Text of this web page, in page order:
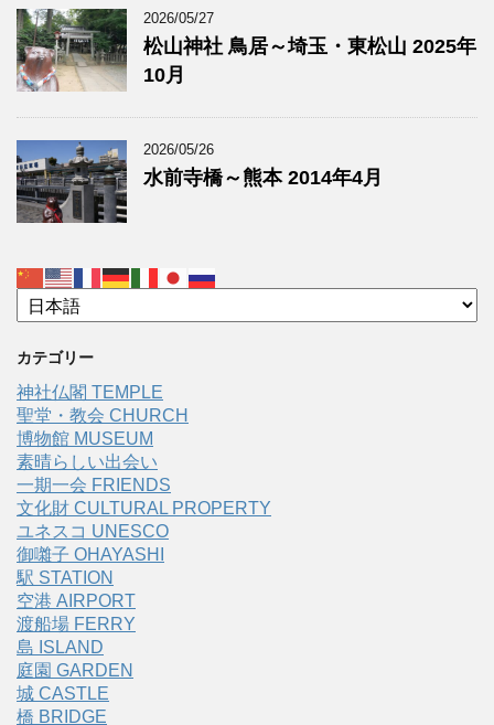
2026/05/27
松山神社 鳥居～埼玉・東松山 2025年
10月
2026/05/26
水前寺橋～熊本 2014年4月
カテゴリー
神社仏閣 TEMPLE
聖堂・教会 CHURCH
博物館 MUSEUM
素晴らしい出会い
一期一会 FRIENDS
文化財 CULTURAL PROPERTY
ユネスコ UNESCO
御囃子 OHAYASHI
駅 STATION
空港 AIRPORT
渡船場 FERRY
島 ISLAND
庭園 GARDEN
城 CASTLE
橋 BRIDGE